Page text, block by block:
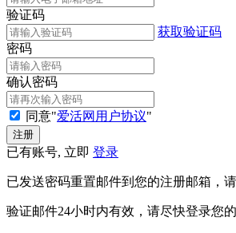
验证码
获取验证码
密码
确认密码
同意"爱活网用户协议"
已有账号, 立即 登录
已发送密码重置邮件到您的注册邮箱，
验证邮件24小时内有效，请尽快登录您